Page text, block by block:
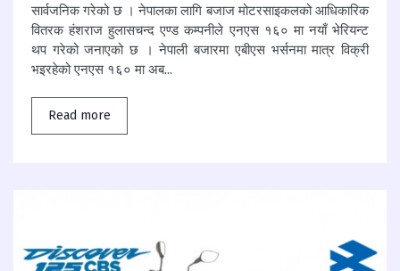
सार्वजनिक गरेको छ । नेपालका लागि बजाज मोटरसाइकलको आधिकारिक
वितरक हंशराज हुलासचन्द एण्ड कम्पनीले एनएस १६० मा नयाँ भेरियन्ट
थप गरेको जनाएको छ । नेपाली बजारमा एबीएस भर्सनमा मात्र विक्री
भइरहेको एनएस १६० मा अब...
Read more